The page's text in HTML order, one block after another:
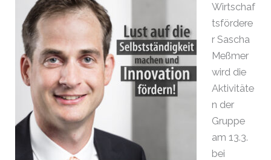
Wirtschaf
tsfördere
r Sascha
Meßmer
wird die
Aktivitäte
n der
Gruppe
am 13.3.
bei